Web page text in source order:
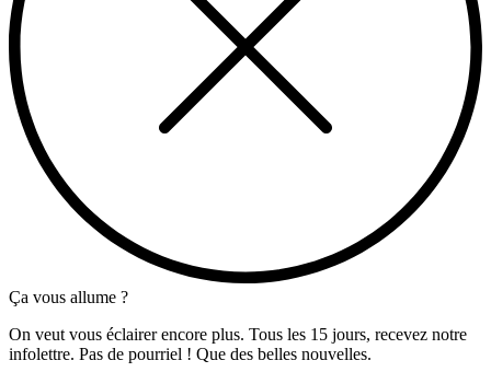
Ça vous allume ?
On veut vous éclairer encore plus. Tous les 15 jours, recevez notre
infolettre. Pas de pourriel ! Que des belles nouvelles.